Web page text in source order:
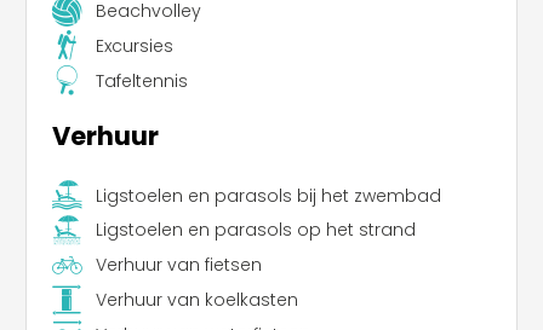
Beachvolley
Excursies
Tafeltennis
Verhuur
Ligstoelen en parasols bij het zwembad
Ligstoelen en parasols op het strand
Verhuur van fietsen
Verhuur van koelkasten